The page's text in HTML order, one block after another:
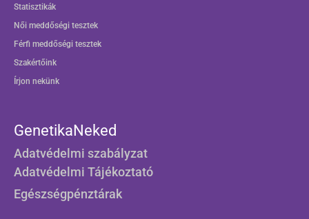
Statisztikák
Női meddőségi tesztek
Férfi meddőségi tesztek
Szakértőink
Írjon nekünk
GenetikaNeked
Adatvédelmi szabályzat
Adatvédelmi Tájékoztató
Egészségpénztárak